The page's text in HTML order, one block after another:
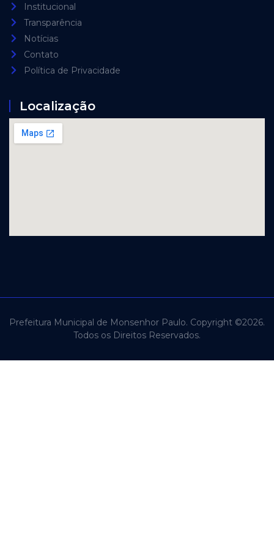
Institucional
Transparência
Notícias
Contato
Política de Privacidade
Localização
Prefeitura Municipal de Monsenhor Paulo. Copyright ©2026.
Todos os Direitos Reservados.